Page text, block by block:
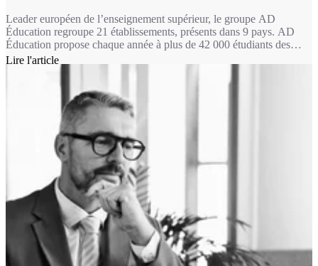
Leader européen de l’enseignement supérieur, le groupe AD
Éducation regroupe 21 établissements, présents dans 9 pays. AD
Éducation propose chaque année à plus de 42 000 étudiants des
formations dans les domaines du design, de l’audiovisuel, de
l’animation & jeu vidéo, de la culture et du luxe, de la musique, de
la communication, du marketing et du digital, du management et des
sciences de l’ingénieur.
Lire l'article